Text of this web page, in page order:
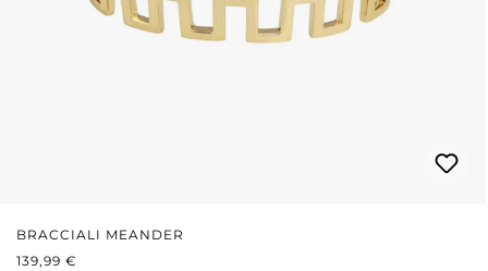
BRACCIALI MEANDER
PREZZO NORMALE:
139,99 €